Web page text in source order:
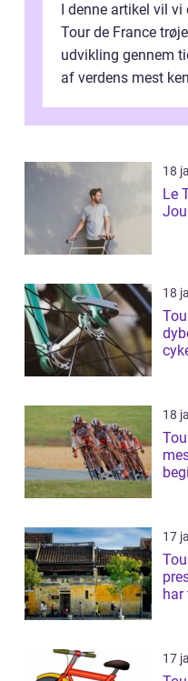
I denne artikel vil
Tour de France
udvikling gennem
af verdens mest
18
Le
18
18
17
har
17